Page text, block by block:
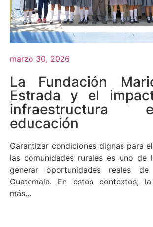
marzo 30, 2026
La Fundación
Estrada y el
educación
Garantizar condiciones dignas para
las comunidades rurales es uno de
generar oportunidades reales
Guatemala. En estos contextos,
más...